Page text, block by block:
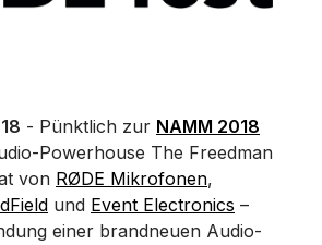
- Pünktlich zur NAMM 2018
Powerhouse The Freedman
von RØDE Mikrofonen,
und Event Electronics –
einer brandneuen Audio-